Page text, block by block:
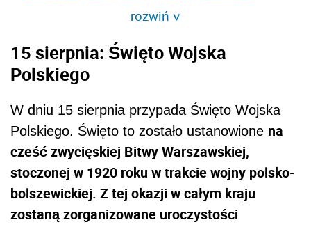
rozwiń>
15 sierpnia: Święto Wojska
Polskiego
W dniu 15 sierpnia przypada Święto Wojska
Polskiego. Święto to zostało ustanowione na
cześć zwycięskiej Bitwy Warszawskiej,
stoczonej w 1920 roku w trakcie wojny polsko-
bolszewickiej. Z tej okazji w całym kraju
zostaną zorganizowane uroczystości